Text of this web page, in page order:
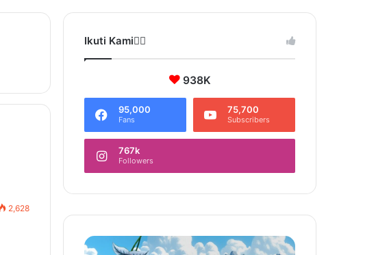
skin
2,628
Ikuti Kami❤️‍🔥
938K
95,000
Fans
75,700
Subscribers
767k
Followers